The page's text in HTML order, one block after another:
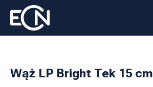
Wąż LP Bright Tek 15 cm